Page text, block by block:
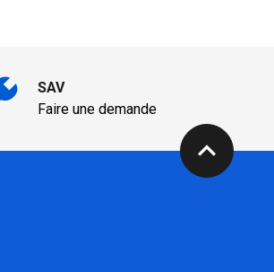
SAV
Faire une demande
expand_less